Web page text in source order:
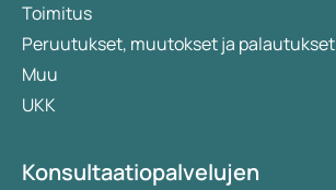
Toimitus
Peruutukset, muutokset ja palautukset
Muu
UKK
Konsultaatiopalvelujen